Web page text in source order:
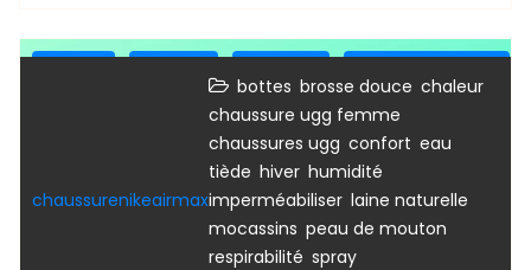
chaussurenikeairmax
bottes brosse douce chaleur
chaussure ugg femme
chaussures ugg confort eau
tiède hiver humidité
imperméabiliser laine naturelle
mocassins peau de mouton
respirabilité spray